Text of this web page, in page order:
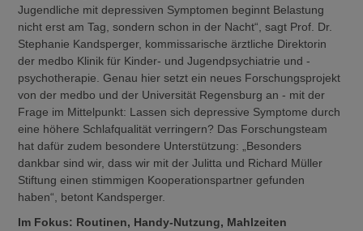
Jugendliche mit depressiven Symptomen beginnt Belastung
nicht erst am Tag, sondern schon in der Nacht“, sagt Prof. Dr.
Stephanie Kandsperger, kommissarische ärztliche Direktorin
der medbo Klinik für Kinder- und Jugendpsychiatrie und -
psychotherapie. Genau hier setzt ein neues Forschungsprojekt
von der medbo und der Universität Regensburg an - mit der
Frage im Mittelpunkt: Lassen sich depressive Symptome durch
eine höhere Schlafqualität verringern? Das Forschungsteam
hat dafür zudem besondere Unterstützung: „Besonders
dankbar sind wir, dass wir mit der Julitta und Richard Müller
Stiftung einen stimmigen Kooperationspartner gefunden
haben“, betont Kandsperger.
Im Fokus: Routinen, Handy-Nutzung, Mahlzeiten